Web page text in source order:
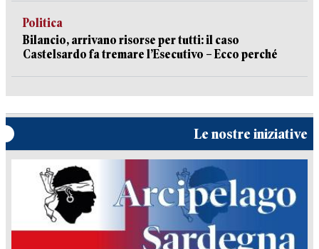
Politica
Bilancio, arrivano risorse per tutti: il caso
Castelsardo fa tremare l’Esecutivo – Ecco perché
Le nostre iniziative